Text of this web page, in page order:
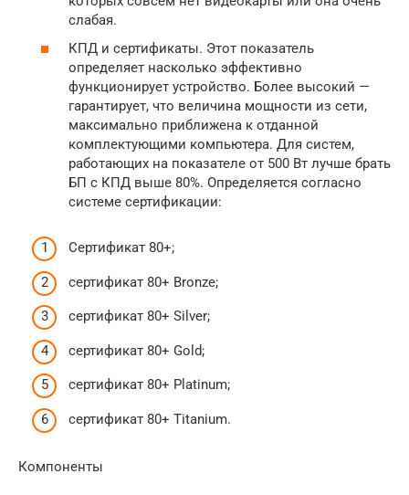
слабая.
КПД и сертификаты. Этот показатель
определяет насколько эффективно
функционирует устройство. Более высокий —
гарантирует, что величина мощности из сети,
максимально приближена к отданной
комплектующими компьютера. Для систем,
работающих на показателе от 500 Вт лучше брать
БП с КПД выше 80%. Определяется согласно
системе сертификации:
Сертификат 80+;
сертификат 80+ Bronze;
сертификат 80+ Silver;
сертификат 80+ Gold;
сертификат 80+ Platinum;
сертификат 80+ Titanium.
Компоненты